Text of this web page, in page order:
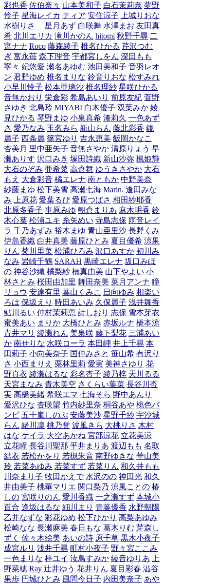
彩也香 佐伯奈々 山本美和子 白石茉莉奈 夢野
怜子 星海レイカ ティア 安住涼子 上城りおな
水樹りさ 星月あず 白咲舞 水澤まお 友田真
希 北川エリカ 滝川かのん hitomi 秋野千尋 二
宮ナナ Roco 藤森綾子 椎名ひかる 芹沢つむ
ぎ 富永苺 森下理音 宇都宮しをん 深田もも
寧々 妃悠愛 瀬名あゆむ 池田美和子 音羽レオ
ン 君野ゆめ 椎名まりな 鈴音りおな 松すみれ
小早川怜子 松本亜璃沙 椎名理紗 星咲ひかる
音無かおり 栄倉彩 希島あいり 前原友紀 菅野
さゆき 北島玲 MIYABI 白木優子 双葉みか 綾
見ひかる 琴野まゆ 小泉真希 湊莉久 一色あず
さ 愛乃なみ 玉名みら 新山らん 藤北彩香 鏡
麗子 西条麗 篠宮ゆり 吉永恵美 飯岡かなこ
杏美月 里中亜矢子 音無さやか 清原りょう 早
瀬ありす 沢口みき 塚田詩織 新山沙弥 楓姫輝
大石のぞみ 亜希菜 高倉舞 ゆうきさやか 大石
もえ 大倉彩音 橘エレナ 南ともか 中野美奈
紗藤まゆ 松下美雪 高瀬七海 Marin. 逢田みな
み 上原花 愛葉るび 愛原つばさ 相田紗耶香
北原多香子 事原みゆ 朝倉まりあ 麻木明香 鈴
木心葉 松浦ユキ 糸矢めい 寺島志保 雨音レイ
ラ 千乃あずみ 裕木まゆ 青山亜里沙 長野くみ
伊島香織 白井真美 藤原ひとみ 夏目優希 涼果
りん 菊川里菜 松浦ひろみ 沢口あすか 初川み
なみ 岩崎千鶴 SARAH 黒崎エレナ 坂口みほ
の 神谷沙織 橘梨紗 楠真由美 山下やよい 小
林さとみ 桜田由加里 舞田奈美 菜月アンナ 瞳
リョウ 安達有里 葉山くみこ 日向ゆみ 相楽い
ろは 保坂えり 時田あいみ 久保麗子 浅井舞香
鮎川るい 仲村茉莉恵 詩しおり 志保 雪本芽衣
蜜美あい まりか 大橋ひとみ 赤坂ルナ 橋本涼
青井マリ 綾瀬れん 美泉咲 藤下梨花 三浦あい
か 南せりな 水咲ローラ 本田岬 井上千尋 本
田莉子 小向美奈子 国仲みさと 笹山希 有沢り
さ 小西まりえ 栗林里莉 愛実 美神さゆり 花
野真衣 綾瀬はるな 彩名杏子 綾乃梓 天川るる
天宮まなみ 青木美空 さくらい葉菜 長谷川杏
実 高橋美緒 希咲エマ 七海そら 野中あんり
愛沢ひな 杏咲望 竹内紗里奈 桐谷あや 桃色バ
ンビ 五十嵐しのぶ 安藤美沙 星野千紗 宇沙城
らん 緒川凛 桃乃誉 波風きら 大桃りさ 木村
はな ケイラ 大空あかね 宮部涼花 立花美涼
立花瞳 長谷川聖那 平井まりあ 渡辺もも 名取
結衣 若松かをり 若槻朱音 南野ゆきな 華山美
玲 若菜あゆみ 若菜すず 若菜りん 和久井もも
川奈まり子 牧田かえで 水沢のの 神田光 和久
井由美子 桃華マリエ 関口梨乃 涼風ことの 椿
しの 宮咲りのん 愛川香織 一之瀬すず 本城小
百合 逢坂はるな 細川まり 青葉優香 水野朝陽
乙井なずな 彩花ゆめ 松下ひかり 高梨あゆみ
松崎なな 長瀬麻美 春日もな 葛木りむ 芽森し
ずく 佐々木絵美 あいの詩 原千草 黒木小夜子
成宮ルリ 浅井千尋 町村小夜子 野々宮ここみ
一色まりな 梓ユイ 汝鳥すみか 綾音ゆりあ 上
野菜穂 Ray 辻井ゆう 花井りん 夏目彩春 澁谷
果歩 円城ひとみ 風間今日子 内田美奈子 あや